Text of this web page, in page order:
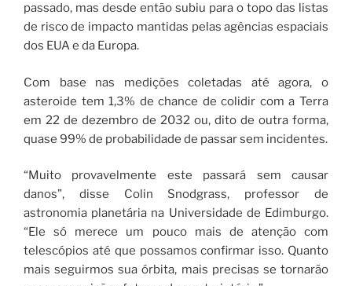
passado, mas desde então subiu para o topo das listas
de risco de impacto mantidas pelas agências espaciais
dos EUA e da Europa.
Com base nas medições coletadas até agora, o
asteroide tem 1,3% de chance de colidir com a Terra
em 22 de dezembro de 2032 ou, dito de outra forma,
quase 99% de probabilidade de passar sem incidentes.
“Muito provavelmente este passará sem causar
danos”, disse Colin Snodgrass, professor de
astronomia planetária na Universidade de Edimburgo.
“Ele só merece um pouco mais de atenção com
telescópios até que possamos confirmar isso. Quanto
mais seguirmos sua órbita, mais precisas se tornarão